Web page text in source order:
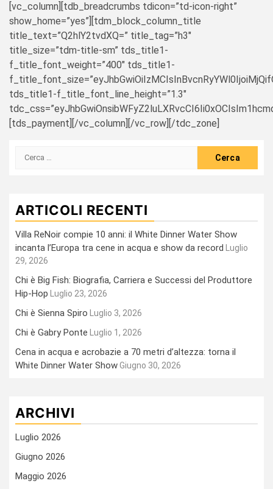
[vc_column][tdb_breadcrumbs tdicon=”td-icon-right”
show_home=”yes”][tdm_block_column_title
title_text=”Q2hlY2tvdXQ=” title_tag=”h3″
title_size=”tdm-title-sm” tds_title1-
f_title_font_weight=”400″ tds_title1-
tds_title1-f_title_font_line_height=”1.3″
[tds_payment][/vc_column][/vc_row][/tdc_zone]
Ricerca
ARTICOLI RECENTI
Villa ReNoir compie 10 anni: il White Dinner Water Show
incanta l’Europa tra cene in acqua e show da record
Luglio
29, 2026
Chi è Big Fish: Biografia, Carriera e Successi del Produttore
Hip-Hop
Luglio 23, 2026
Chi è Sienna Spiro Luglio 3, 2026
Chi è Gabry Ponte Luglio 1, 2026
Cena in acqua e acrobazie a 70 metri d’altezza: torna il
White Dinner Water ShowGiugno 30, 2026
ARCHIVI
Luglio 2026
Giugno 2026
Maggio 2026